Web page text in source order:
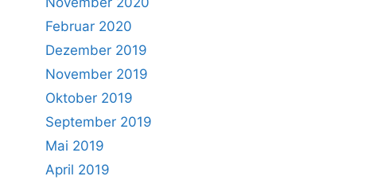
Februar 2020
Dezember 2019
November 2019
Oktober 2019
September 2019
Mai 2019
April 2019